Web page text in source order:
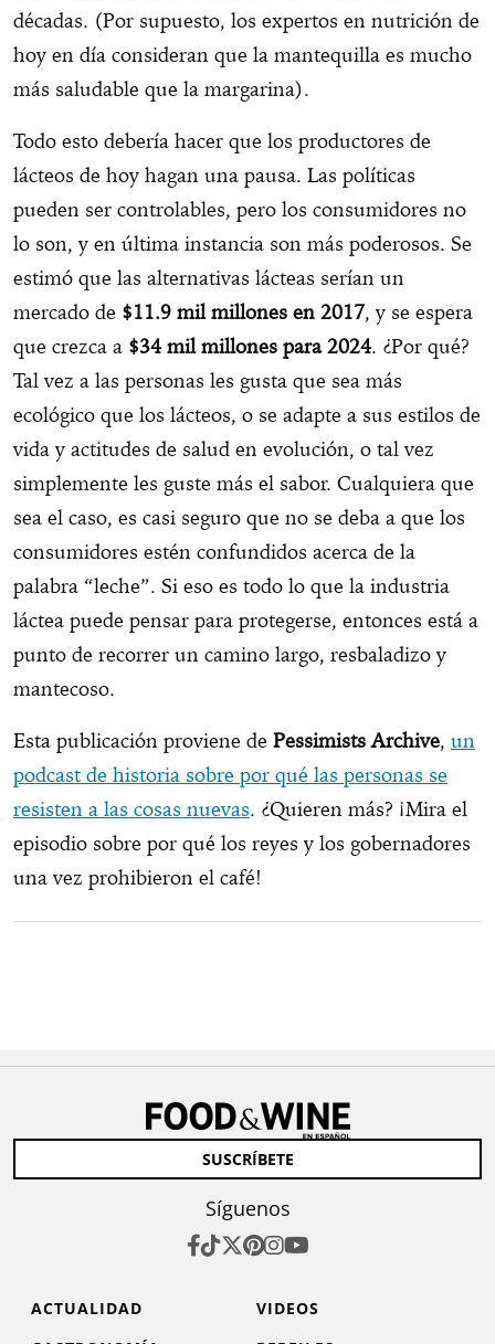
décadas. (Por supuesto, los expertos en nutrición de
hoy en día consideran que la mantequilla es mucho
más saludable que la margarina).
Todo esto debería hacer que los productores de
lácteos de hoy hagan una pausa. Las políticas
pueden ser controlables, pero los consumidores no
lo son, y en última instancia son más poderosos. Se
estimó que las alternativas lácteas serían un
mercado de $11.9 mil millones en 2017, y se espera
que crezca a $34 mil millones para 2024. ¿Por qué?
Tal vez a las personas les gusta que sea más
ecológico que los lácteos, o se adapte a sus estilos de
vida y actitudes de salud en evolución, o tal vez
simplemente les guste más el sabor. Cualquiera que
sea el caso, es casi seguro que no se deba a que los
consumidores estén confundidos acerca de la
palabra “leche”. Si eso es todo lo que la industria
láctea puede pensar para protegerse, entonces está a
punto de recorrer un camino largo, resbaladizo y
mantecoso.
Esta publicación proviene de Pessimists Archive, un
podcast de historia sobre por qué las personas se
resisten a las cosas nuevas. ¿Quieren más? ¡Mira el
episodio sobre por qué los reyes y los gobernadores
una vez prohibieron el café!
SUSCRÍBETE
Síguenos
ACTUALIDAD
VIDEOS